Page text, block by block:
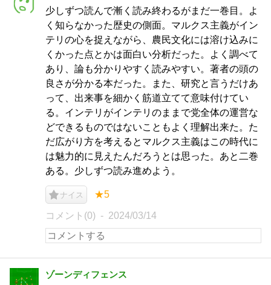
少しずつ読んで漸く読み終わるがまだ一巻目。よ
く知らなかった歴史の側面。マルクス主義がイン
テリの心を捉えながら、農民文化には溶け込みに
くかった点とかは面白い分析だった。よく調べて
あり、論も分かりやすく読みやすい。著者の頭の
良さが分かる本だった。また、研究と言うだけあ
って、出来事を細かく筋道立てて意味付けてい
る。インテリがインテリのままで党全体の運営な
どできるものではないこともよく理解出来た。た
だ広がり方を考えるとマルクス主義はこの時代に
は魅力的に見えたんだろうとは思った。あと二巻
ある。少しずつ読み進めよう。
ナイス ★5
コメント(0) 2024/03/14
ゾーンディフェンス